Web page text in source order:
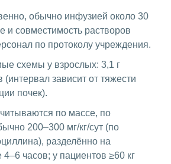
обычно инфузией около 30
и совместимость растворов
по протоколу учреждения.
схемы у взрослых: 3,1 г
зависит от тяжести
почек).
по массе, по
200–300 мг/кг/сут (по
разделённо на
часов; у пациентов ≥60 кг